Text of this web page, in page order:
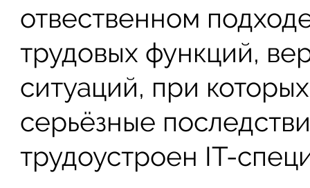
отвественном
трудовых функций,
ситуаций, при
серьёзные
трудоустроен IT-